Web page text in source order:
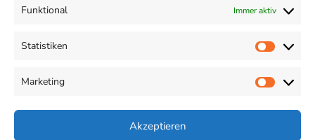
Funktional Immer aktiv
Statistiken
Marketing
Akzeptieren